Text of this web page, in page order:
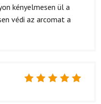
kényelmesen ül a
védi az arcomat a